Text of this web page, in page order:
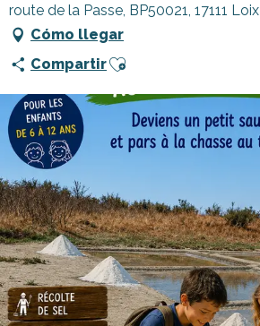
route de la Passe, BP50021, 17111 Loix
Cómo llegar
CompartirAjouter aux favoris